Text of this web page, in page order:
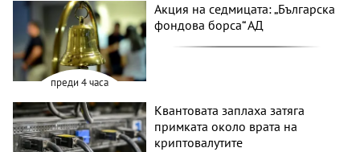
преди 4 часа
Акция на седмицата: „Българска
фондова борса“ АД
Квантовата заплаха затяга
примката около врата на
криптовалутите